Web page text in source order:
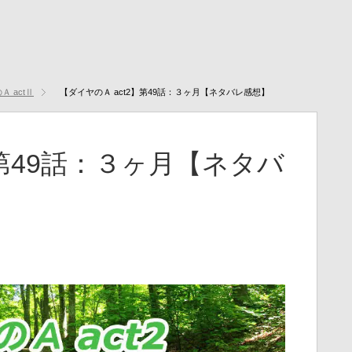
Ａ actⅡ 【ダイヤのＡ act2】第49話：３ヶ月【ネタバレ感想】
話：３ヶ月【ネタバ